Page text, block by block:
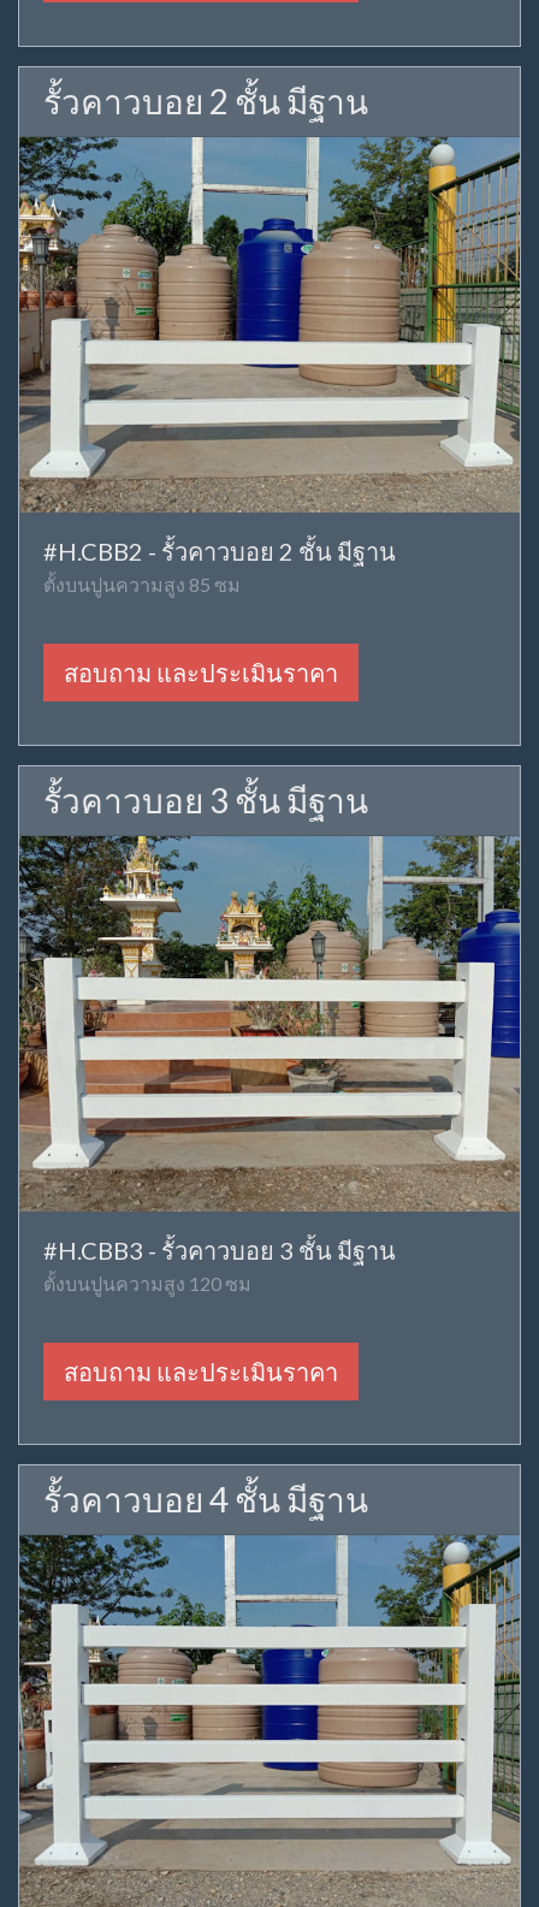
รั้วคาวบอย 2 ชั้น มีฐาน
#H.CBB2 - รั้วคาวบอย 2 ชั้น มีฐาน
ตั้งบนปูนความสูง 85 ซม
สอบถาม และประเมินราคา
รั้วคาวบอย 3 ชั้น มีฐาน
#H.CBB3 - รั้วคาวบอย 3 ชั้น มีฐาน
ตั้งบนปูนความสูง 120 ซม
สอบถาม และประเมินราคา
รั้วคาวบอย 4 ชั้น มีฐาน